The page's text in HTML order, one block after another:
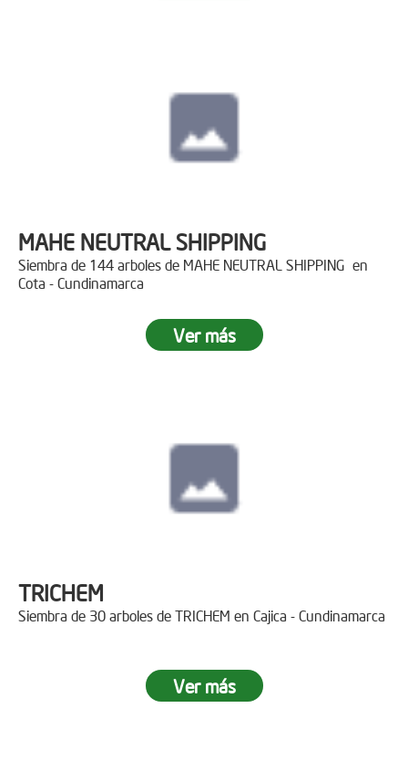
MAHE NEUTRAL SHIPPING
Siembra de 144 arboles de MAHE NEUTRAL SHIPPING en
Cota - Cundinamarca
Ver más
TRICHEM
Siembra de 30 arboles de TRICHEM en Cajica - Cundinamarca
Ver más